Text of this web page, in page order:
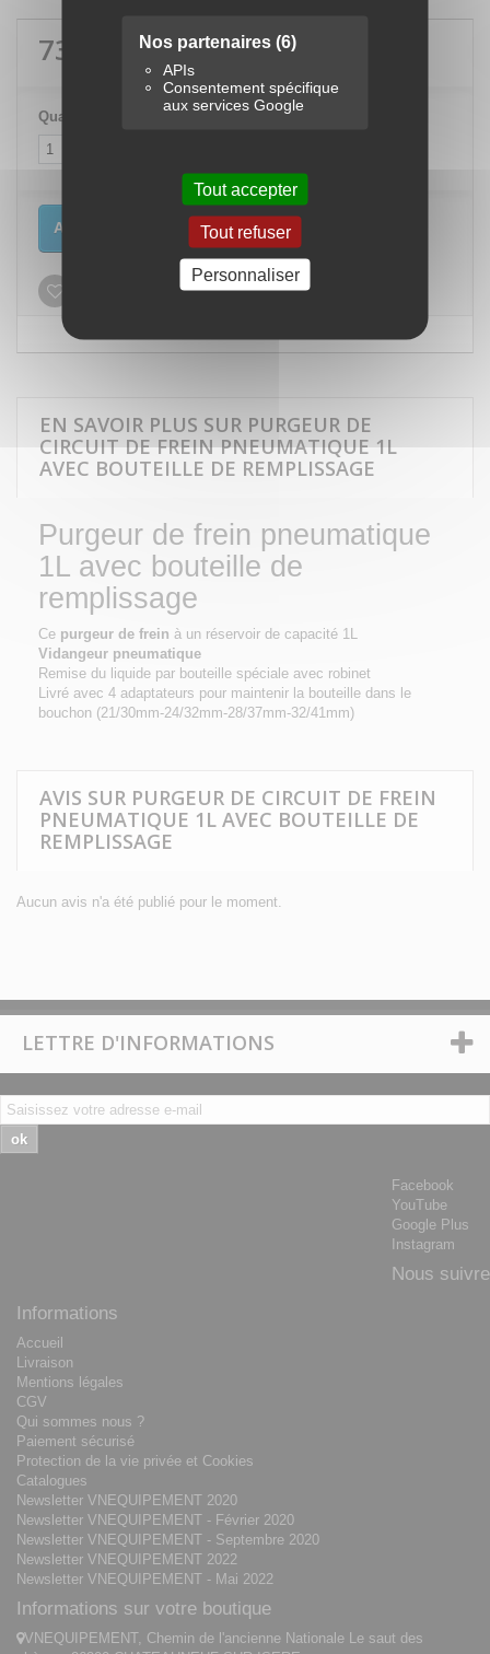
Nos partenaires (6)
APIs
Consentement spécifique
aux services Google
Tout accepter
Tout refuser
Personnaliser
73,20 € TTC
Quantité
Ajouter au panier
Ajouter à ma liste d'envies
EN SAVOIR PLUS SUR PURGEUR DE
CIRCUIT DE FREIN PNEUMATIQUE 1L
AVEC BOUTEILLE DE REMPLISSAGE
Purgeur de frein pneumatique
1L avec bouteille de
remplissage
Ce purgeur de frein à un réservoir de capacité 1L
Vidangeur pneumatique
Remise du liquide par bouteille spéciale avec robinet
Livré avec 4 adaptateurs pour maintenir la bouteille dans le
bouchon (21/30mm-24/32mm-28/37mm-32/41mm)
AVIS SUR PURGEUR DE CIRCUIT DE FREIN
PNEUMATIQUE 1L AVEC BOUTEILLE DE
REMPLISSAGE
Aucun avis n'a été publié pour le moment.
LETTRE D'INFORMATIONS
ok
Facebook
YouTube
Google Plus
Instagram
Nous suivre
Informations
Accueil
Livraison
Mentions légales
CGV
Qui sommes nous ?
Paiement sécurisé
Protection de la vie privée et Cookies
Catalogues
Newsletter VNEQUIPEMENT 2020
Newsletter VNEQUIPEMENT - Février 2020
Newsletter VNEQUIPEMENT - Septembre 2020
Newsletter VNEQUIPEMENT 2022
Newsletter VNEQUIPEMENT - Mai 2022
Informations sur votre boutique
VNEQUIPEMENT, Chemin de l'ancienne Nationale Le saut des